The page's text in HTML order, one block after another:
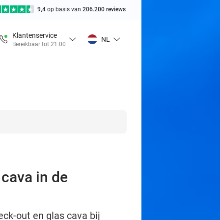
9,4 op basis van 206.200 reviews
Klantenservice
Bereikbaar tot 21:00
NL
in de
out en glas cava bij